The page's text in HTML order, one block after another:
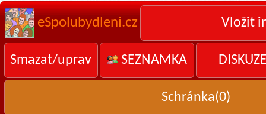
eSpolubydleni.cz Vložit
Smazat/uprav SEZNAMKA
Schránka(0)